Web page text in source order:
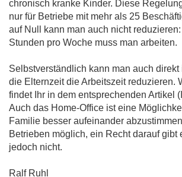
chronisch kranke Kinder. Diese
nur für Betriebe mit mehr als 25
auf Null kann man auch nicht
Stunden pro Woche muss man arbeiten.
Selbstverständlich kann man auch direkt
die Elternzeit die Arbeitszeit reduzieren.
findet Ihr in dem entsprechenden Artikel
Auch das Home-Office ist eine
Familie besser aufeinander
Betrieben möglich, ein Recht darauf gibt
jedoch nicht.
Ralf Ruhl